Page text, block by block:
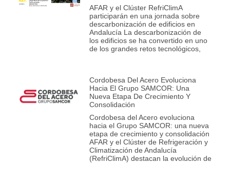
AFAR y el Clúster RefriClimA
participarán en una jornada sobre
descarbonización de edificios en
Andalucía La descarbonización de
los edificios se ha convertido en uno
de los grandes retos tecnológicos,
Cordobesa Del Acero Evoluciona
Hacia El Grupo SAMCOR: Una
Nueva Etapa De Crecimiento Y
Consolidación
Cordobesa del Acero evoluciona
hacia el Grupo SAMCOR: una nueva
etapa de crecimiento y consolidación
AFAR y el Clúster de Refrigeración y
Climatización de Andalucía
(RefriClimA) destacan la evolución de